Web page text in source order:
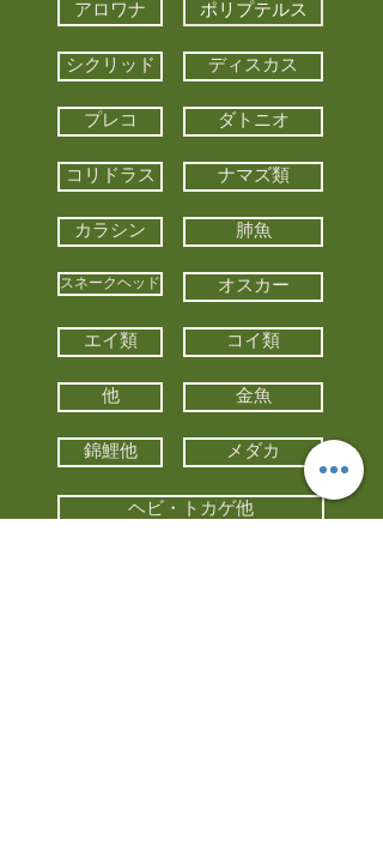
アロワナ ポリプテルス
シクリッド ディスカス
プレコ ダトニオ
コリドラス ナマズ類
カラシン 肺魚
スネークヘッド オスカー
エイ類 コイ類
他 金魚
錦鯉他 メダカ
ヘビ・トカゲ他